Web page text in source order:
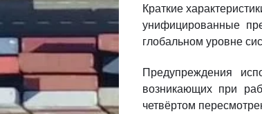
Краткие
унифицированные
глобальном уровне
Предупреждения
возникающих при
четвёртом